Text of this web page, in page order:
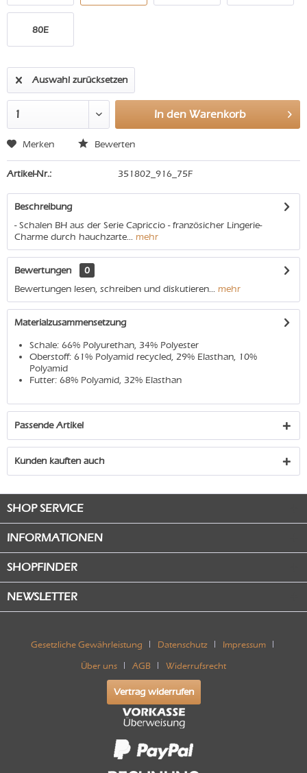
80E
Auswahl zurücksetzen
In den Warenkorb
Merken Bewerten
Artikel-Nr.: 351802_916_75F
Beschreibung
- Schalen BH aus der Serie Capriccio - französicher Lingerie-
Charme durch hauchzarte... mehr
Bewertungen
0
Bewertungen lesen, schreiben und diskutieren... mehr
Materialzusammensetzung
Schale: 66% Polyurethan, 34% Polyester
Oberstoff: 61% Polyamid recycled, 29% Elasthan, 10%
Polyamid
Futter: 68% Polyamid, 32% Elasthan
Passende Artikel
Kunden kauften auch
SHOP SERVICE
INFORMATIONEN
SHOPFINDER
NEWSLETTER
Gesetzliche Gewährleistung Datenschutz Impressum
Über uns AGB Widerrufsrecht
Vertrag widerrufen